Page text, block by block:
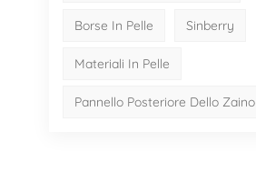
Borse In Pelle Sinberry
Materiali In Pelle
Pannello Posteriore Dello Zaino